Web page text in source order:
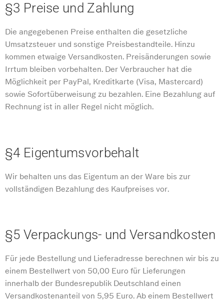
§3 Preise und Zahlung
Die angegebenen Preise enthalten die gesetzliche
Umsatzsteuer und sonstige Preisbestandteile. Hinzu
kommen etwaige Versandkosten. Preisänderungen sowie
Irrtum bleiben vorbehalten. Der Verbraucher hat die
Möglichkeit per PayPal, Kreditkarte (Visa, Mastercard)
sowie Sofortüberweisung zu bezahlen. Eine Bezahlung auf
Rechnung ist in aller Regel nicht möglich.
§4 Eigentumsvorbehalt
Wir behalten uns das Eigentum an der Ware bis zur
vollständigen Bezahlung des Kaufpreises vor.
§5 Verpackungs- und Versandkosten
Für jede Bestellung und Lieferadresse berechnen wir bis zu
einem Bestellwert von 50,00 Euro für Lieferungen
innerhalb der Bundesrepublik Deutschland einen
Versandkostenanteil von 5,95 Euro. Ab einem Bestellwert